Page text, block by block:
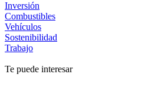
Inversión
Combustibles
Vehículos
Sostenibilidad
Trabajo
Te puede interesar